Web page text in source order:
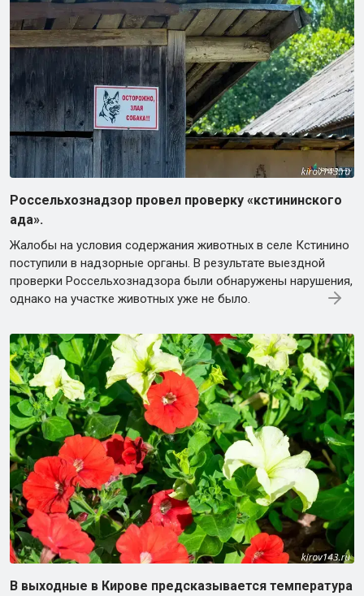
Россельхознадзор провел проверку «кстининского
ада».
Жалобы на условия содержания животных в селе Кстинино
поступили в надзорные органы. В результате выездной
проверки Россельхознадзора были обнаружены нарушения,
однако на участке животных уже не было.
В выходные в Кирове предсказывается температура